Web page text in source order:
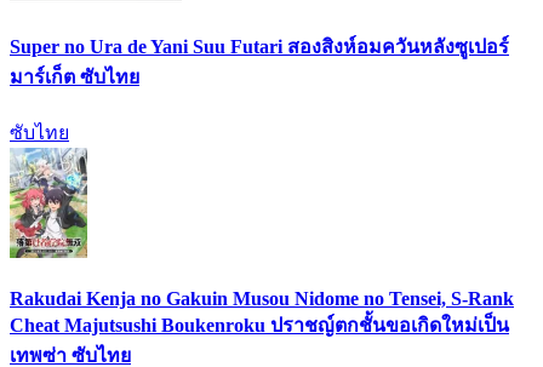
Super no Ura de Yani Suu Futari สองสิงห์อมควันหลังซูเปอร์
มาร์เก็ต ซับไทย
ซับไทย
Rakudai Kenja no Gakuin Musou Nidome no Tensei, S-Rank
Cheat Majutsushi Boukenroku ปราชญ์ตกชั้นขอเกิดใหม่เป็น
เทพซ่า ซับไทย